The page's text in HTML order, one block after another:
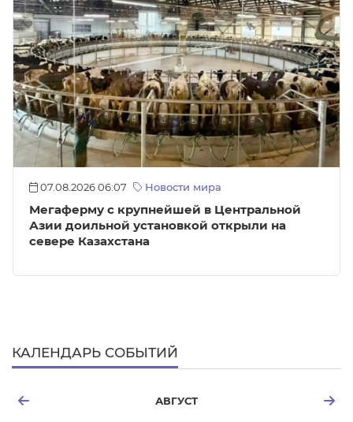
07.08.2026 06:07 Новости мира
Мегаферму с крупнейшей в Центральной
Азии доильной установкой открыли на
севере Казахстана
КАЛЕНДАРЬ СОБЫТИЙ
АВГУСТ